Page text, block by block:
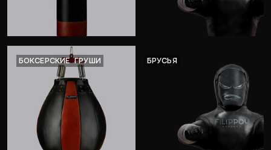
БОКСЕРСКИЕ ГРУШИ БРУСЬЯ